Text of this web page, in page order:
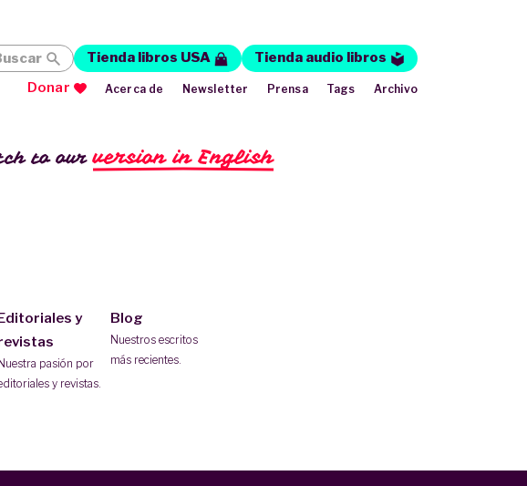
to ourversion in English
y
pasión por
y revistas.
Blog
Nuestros escritos
más recientes.
Tienda libros USA
Tienda audio libros
Donar
Acerca de Newsletter Prensa Tags Archivo